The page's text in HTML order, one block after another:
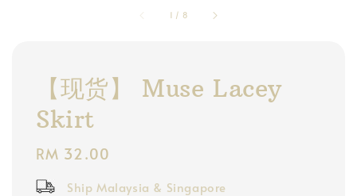
1 / 8
【现货】 Muse Lacey
Skirt
Regular
price
RM 32.00
Ship Malaysia & Singapore